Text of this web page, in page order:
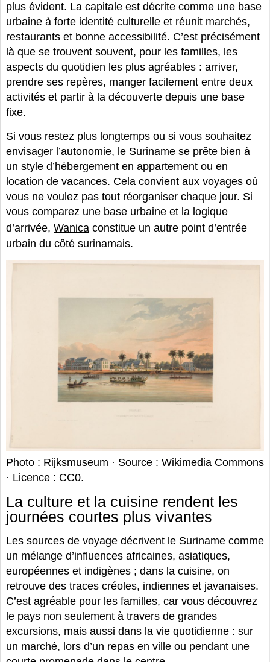
plus évident. La capitale est décrite comme une base
urbaine à forte identité culturelle et réunit marchés,
restaurants et bonne accessibilité. C’est précisément
là que se trouvent souvent, pour les familles, les
aspects du quotidien les plus agréables : arriver,
prendre ses repères, manger facilement entre deux
activités et partir à la découverte depuis une base
fixe.
Si vous restez plus longtemps ou si vous souhaitez
envisager l’autonomie, le Suriname se prête bien à
un style d’hébergement en appartement ou en
location de vacances. Cela convient aux voyages où
vous ne voulez pas tout réorganiser chaque jour. Si
vous comparez une base urbaine et la logique
d’arrivée, Wanica constitue un autre point d’entrée
urbain du côté surinamais.
Photo : Rijksmuseum · Source : Wikimedia Commons
· Licence : CC0.
La culture et la cuisine rendent les
journées courtes plus vivantes
Les sources de voyage décrivent le Suriname comme
un mélange d’influences africaines, asiatiques,
européennes et indigènes ; dans la cuisine, on
retrouve des traces créoles, indiennes et javanaises.
C’est agréable pour les familles, car vous découvrez
le pays non seulement à travers de grandes
excursions, mais aussi dans la vie quotidienne : sur
un marché, lors d’un repas en ville ou pendant une